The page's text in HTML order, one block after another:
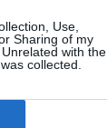
Use,
Sharing of my
with the
collected.
kmdal centro
7.5 /10